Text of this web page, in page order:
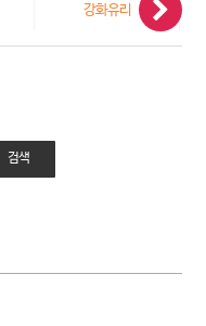
강화유리
검색